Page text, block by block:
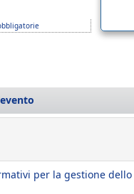
per la gestione